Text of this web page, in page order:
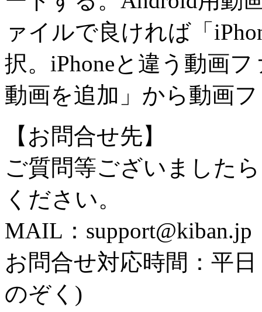
ァイルで良ければ「
択。iPhoneと違う動画
動画を追加」から動画
【お問合せ先】
ご質問等ございました
ください。
MAIL：support@kiban.jp
お問合せ対応時間：平
のぞく)